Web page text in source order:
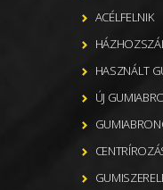
ACÉLFELNIK
HASZNÁLT
ÚJ